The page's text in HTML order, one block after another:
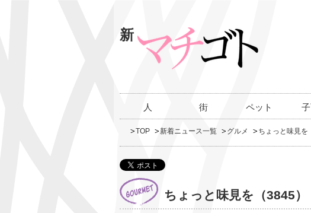
新
人 街 ペット
TOP 新着ニュース一覧 グルメ ちょっと味見
ちょっと味見を（3845